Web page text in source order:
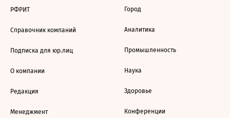
РФРИТ
Справочник компаний
Подписка для юр.лиц
О компании
Редакция
Менеджмент
Город
Аналитика
Промышленность
Наука
Здоровье
Конференции